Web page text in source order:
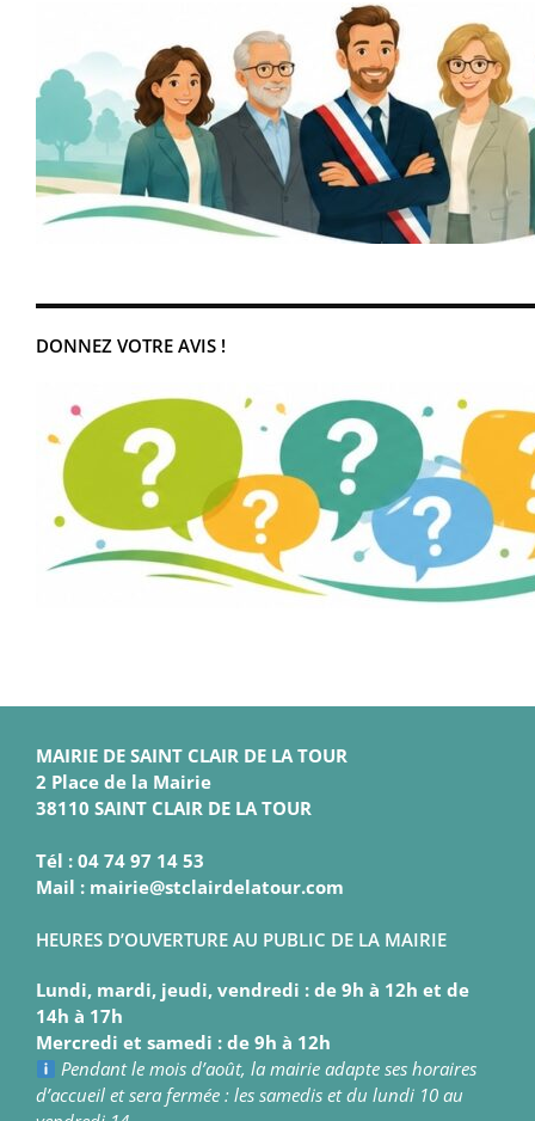
DONNEZ VOTRE AVIS !
MAIRIE DE SAINT CLAIR DE LA TOUR
2 Place de la Mairie
38110 SAINT CLAIR DE LA TOUR
Tél : 04 74 97 14 53
Mail : mairie@stclairdelatour.com
HEURES D’OUVERTURE AU PUBLIC DE LA MAIRIE
Lundi, mardi, jeudi, vendredi : de 9h à 12h et de
14h à 17h
Mercredi et samedi : de 9h à 12h
Pendant le mois d’août, la mairie adapte ses horaires
d’accueil et sera fermée : les samedis et du lundi 10 au